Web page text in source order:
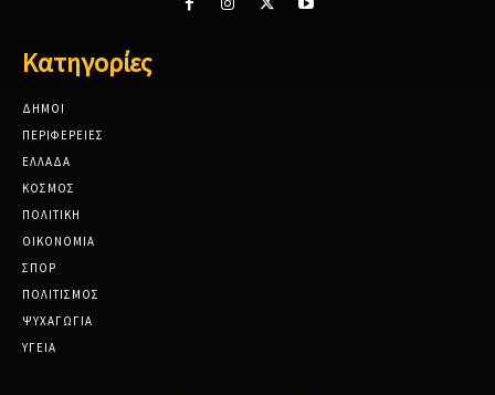
Κατηγορίες
ΔΗΜΟΙ
ΠΕΡΙΦΕΡΕΙΕΣ
ΕΛΛΑΔΑ
ΚΟΣΜΟΣ
ΠΟΛΙΤΙΚΗ
ΟΙΚΟΝΟΜΙΑ
ΣΠΟΡ
ΠΟΛΙΤΙΣΜΟΣ
ΨΥΧΑΓΩΓΙΑ
ΥΓΕΙΑ